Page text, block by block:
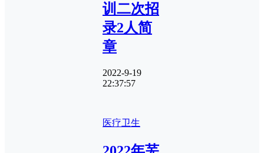
训二次招
录2人简
章
2022-9-19
22:37:57
医疗卫生